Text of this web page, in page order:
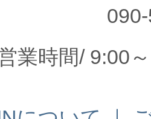
業時間/ 9:00